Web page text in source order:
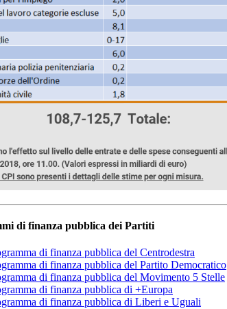
di finanza pubblica dei Partiti
di finanza pubblica del Centrodestra
di finanza pubblica del Partito Democratico
di finanza pubblica del Movimento 5 Stelle
di finanza pubblica di +Europa
di finanza pubblica di Liberi e Uguali